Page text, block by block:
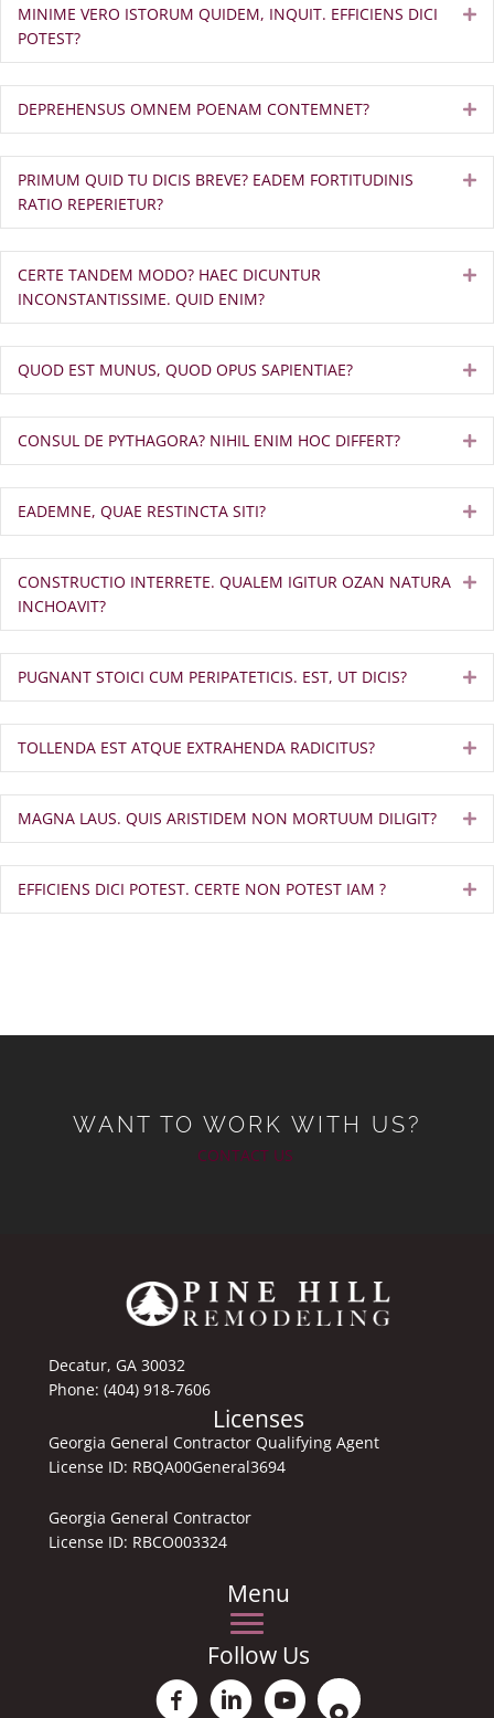
MINIME VERO ISTORUM QUIDEM, INQUIT. EFFICIENS DICI
POTEST?
DEPREHENSUS OMNEM POENAM CONTEMNET?
PRIMUM QUID TU DICIS BREVE? EADEM FORTITUDINIS
RATIO REPERIETUR?
CERTE TANDEM MODO? HAEC DICUNTUR
INCONSTANTISSIME. QUID ENIM?
QUOD EST MUNUS, QUOD OPUS SAPIENTIAE?
CONSUL DE PYTHAGORA? NIHIL ENIM HOC DIFFERT?
EADEMNE, QUAE RESTINCTA SITI?
CONSTRUCTIO INTERRETE. QUALEM IGITUR OZAN NATURA
INCHOAVIT?
PUGNANT STOICI CUM PERIPATETICIS. EST, UT DICIS?
TOLLENDA EST ATQUE EXTRAHENDA RADICITUS?
MAGNA LAUS. QUIS ARISTIDEM NON MORTUUM DILIGIT?
EFFICIENS DICI POTEST. CERTE NON POTEST IAM ?
WANT TO WORK WITH US?
CONTACT US
Decatur, GA 30032
Phone: (404) 918-7606
Licenses
Georgia General Contractor Qualifying Agent
License ID: RBQA00General3694
Georgia General Contractor
License ID: RBCO003324
Menu
Follow Us
Facebook PinehillRemodeling
Linkedin Aaron Garner
YoutubeLocation Pine